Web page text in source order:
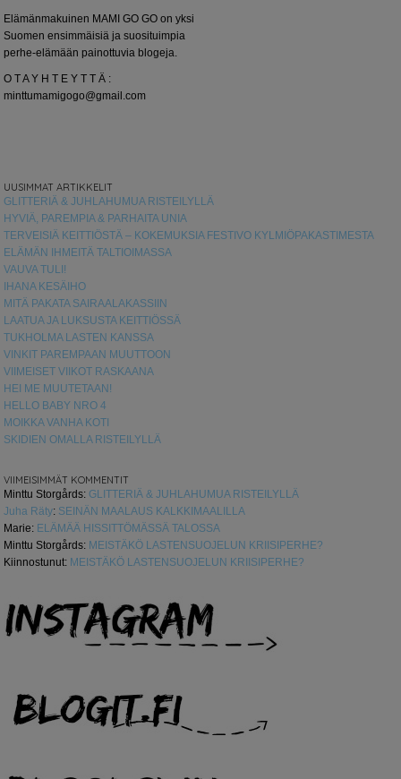
Elämänmakuinen MAMI GO GO on yksi
Suomen ensimmäisiä ja suosituimpia
perhe-elämään painottuvia blogeja.
O T A Y H T E Y T T Ä :
minttumamigogo@gmail.com
UUSIMMAT ARTIKKELIT
GLITTERIÄ & JUHLAHUMUA RISTEILYLLÄ
HYVIÄ, PAREMPIA & PARHAITA UNIA
TERVEISIÄ KEITTIÖSTÄ – KOKEMUKSIA FESTIVO KYLMIÖPAKASTIMESTA
ELÄMÄN IHMEITÄ TALTIOIMASSA
VAUVA TULI!
IHANA KESÄIHO
MITÄ PAKATA SAIRAALAKASSIIN
LAATUA JA LUKSUSTA KEITTIÖSSÄ
TUKHOLMA LASTEN KANSSA
VINKIT PAREMPAAN MUUTTOON
VIIMEISET VIIKOT RASKAANA
HEI ME MUUTETAAN!
HELLO BABY NRO 4
MOIKKA VANHA KOTI
SKIDIEN OMALLA RISTEILYLLÄ
VIIMEISIMMÄT KOMMENTIT
Minttu Storgårds: GLITTERIÄ & JUHLAHUMUA RISTEILYLLÄ
Juha Räty: SEINÄN MAALAUS KALKKIMAALILLA
Marie: ELÄMÄÄ HISSITTÖMÄSSÄ TALOSSA
Minttu Storgårds: MEISTÄKÖ LASTENSUOJELUN KRIISIPERHE?
Kiinnostunut: MEISTÄKÖ LASTENSUOJELUN KRIISIPERHE?